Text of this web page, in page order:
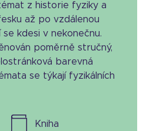
z historie fyziky a
až po vzdálenou
kdesi v nekonečnu.
poměrně stručný,
barevná
se týkají fyzikálních
kniha